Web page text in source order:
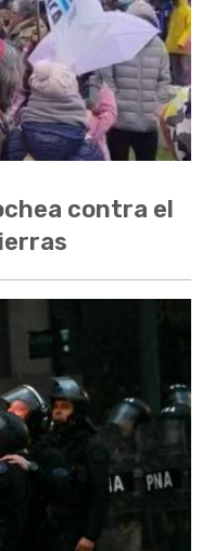
contra el